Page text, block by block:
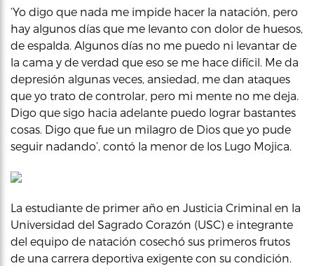
‘Yo digo que nada me impide hacer la natación, pero
hay algunos días que me levanto con dolor de huesos,
de espalda. Algunos días no me puedo ni levantar de
la cama y de verdad que eso se me hace difícil. Me da
depresión algunas veces, ansiedad, me dan ataques
que yo trato de controlar, pero mi mente no me deja.
Digo que sigo hacia adelante puedo lograr bastantes
cosas. Digo que fue un milagro de Dios que yo pude
seguir nadando’, contó la menor de los Lugo Mojica.
La estudiante de primer año en Justicia Criminal en la
Universidad del Sagrado Corazón (USC) e integrante
del equipo de natación cosechó sus primeros frutos
de una carrera deportiva exigente con su condición.